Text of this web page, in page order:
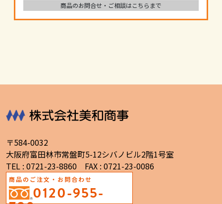
商品のお問合せ・ご相談はこちらまで
〒584-0032
大阪府富田林市常盤町5-12シバノビル2階1号室
TEL : 0721-23-8860 FAX : 0721-23-0086
商品のご注文・お問合わせ
0120-955-